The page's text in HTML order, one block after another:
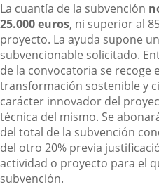
La cuantía de la subvención
25.000 euros, ni superior al
proyecto. La ayuda supone
subvencionable solicitado.
de la convocatoria se recoge
transformación sostenible y
carácter innovador del
técnica del mismo. Se
del total de la subvención
del otro 20% previa
actividad o proyecto para el
subvención.